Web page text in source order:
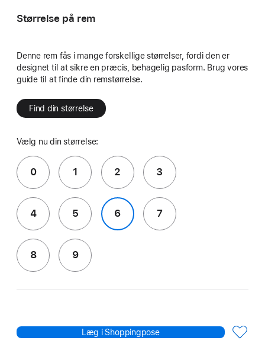
Størrelse på rem
Denne rem fås i mange forskellige størrelser, fordi den er
designet til at sikre en præcis, behagelig pasform. Brug vores
guide til at finde din remstørrelse.
Find din størrelse
Vælg nu din størrelse:
0 1 2 3
4 5 6 7
8 9
Læg i Shoppingpose